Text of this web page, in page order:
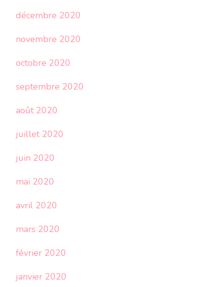
décembre 2020
novembre 2020
octobre 2020
septembre 2020
août 2020
juillet 2020
juin 2020
mai 2020
avril 2020
mars 2020
février 2020
janvier 2020